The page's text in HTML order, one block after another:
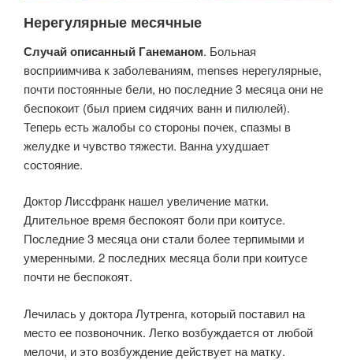
Нерегулярные месячные
Случай описанный Ганеманом. Больная
восприимчива к заболеваниям, menses нерегулярные,
почти постоянные бели, но последние 3 месяца они не
беспокоит (был прием сидячих ванн и пилюлей).
Теперь есть жалобы со стороны почек, спазмы в
желудке и чувство тяжести. Ванна ухудшает
состояние.
Доктор Лиссфранк нашел увеличение матки.
Длительное время беспокоят боли при коитусе.
Последние 3 месяца они стали более терпимыми и
умеренными. 2 последних месяца боли при коитусе
почти не беспокоят.
Лечилась у доктора Лутренга, который поставил на
место ее позвоночник. Легко возбуждается от любой
мелочи, и это возбуждение действует на матку.